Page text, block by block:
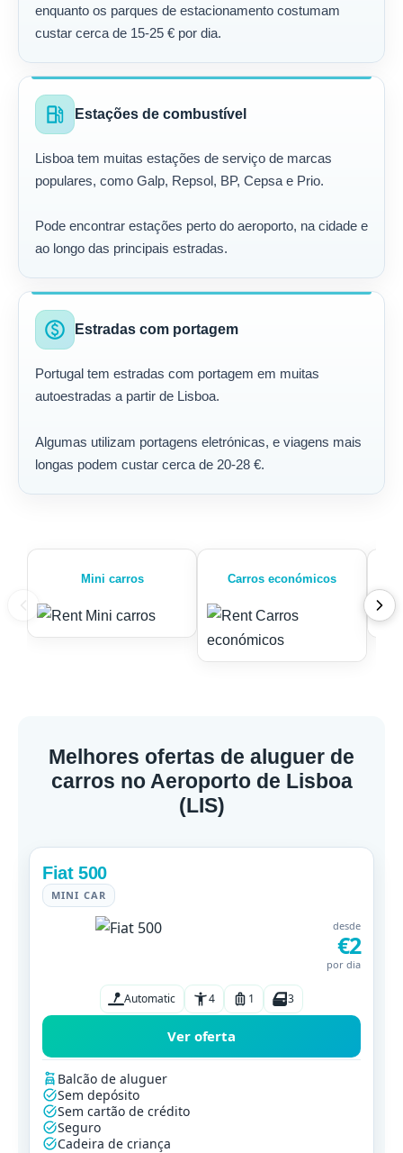
enquanto os parques de estacionamento costumam
custar cerca de 15-25 € por dia.
local_gas_station Estações de combustível
Lisboa tem muitas estações de serviço de marcas
populares, como Galp, Repsol, BP, Cepsa e Prio.
Pode encontrar estações perto do aeroporto, na cidade e
ao longo das principais estradas.
paid Estradas com portagem
Portugal tem estradas com portagem em muitas
autoestradas a partir de Lisboa.
Algumas utilizam portagens eletrónicas, e viagens mais
longas podem custar cerca de 20-28 €.
Mini carros Carros económicos
Melhores ofertas de aluguer de
carros no Aeroporto de Lisboa
(LIS)
Fiat 500
MINI CAR
desde
€2
por dia
Automatic 4 1 3
Ver oferta
Balcão de aluguer
Sem depósito
Sem cartão de crédito
Seguro
Cadeira de criança